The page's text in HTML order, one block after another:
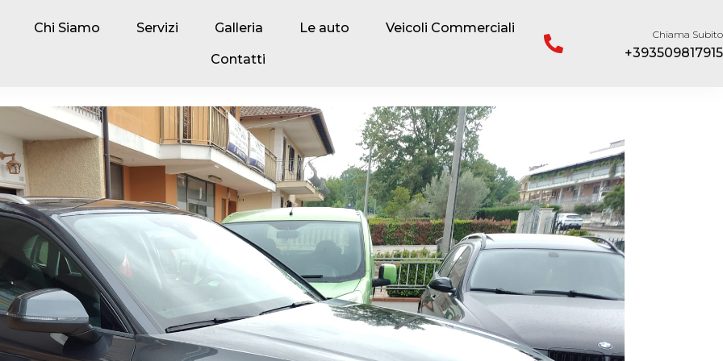
Chi Siamo Servizi Galleria Le auto Veicoli Commerciali
Contatti
Chiama Subito
+393509817915